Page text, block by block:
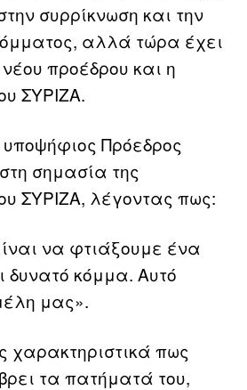
συρρίκνωση και την
αλλά τώρα έχει
προέδρου και η
ΣΥΡΙΖΑ.
Πρόεδρος
σημασία της
ΣΥΡΙΖΑ, λέγοντας πως:
να φτιάξουμε ένα
δυνατό κόμμα. Αυτό
μας».
χαρακτηριστικά πως
τα πατήματά του,